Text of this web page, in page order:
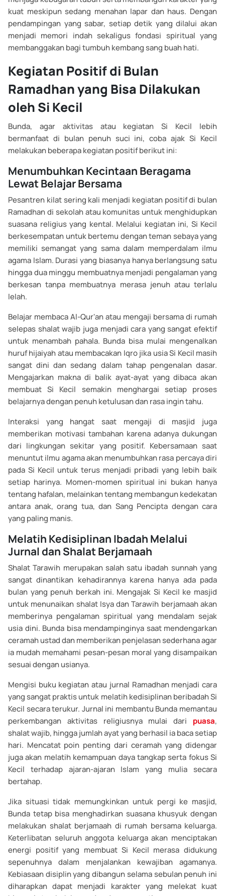
kuat meskipun sedang menahan lapar dan haus. Dengan
pendampingan yang sabar, setiap detik yang dilalui akan
menjadi memori indah sekaligus fondasi spiritual yang
membanggakan bagi tumbuh kembang sang buah hati.
Kegiatan Positif di Bulan
Ramadhan yang Bisa Dilakukan
oleh Si Kecil
Bunda, agar aktivitas atau kegiatan Si Kecil lebih
bermanfaat di bulan penuh suci ini, coba ajak Si Kecil
melakukan beberapa kegiatan positif berikut ini:
Menumbuhkan Kecintaan Beragama
Lewat Belajar Bersama
Pesantren kilat sering kali menjadi kegiatan positif di bulan
Ramadhan di sekolah atau komunitas untuk menghidupkan
suasana religius yang kental. Melalui kegiatan ini, Si Kecil
berkesempatan untuk bertemu dengan teman sebaya yang
memiliki semangat yang sama dalam memperdalam ilmu
agama Islam. Durasi yang biasanya hanya berlangsung satu
hingga dua minggu membuatnya menjadi pengalaman yang
berkesan tanpa membuatnya merasa jenuh atau terlalu
lelah.
Belajar membaca Al-Qur'an atau mengaji bersama di rumah
selepas shalat wajib juga menjadi cara yang sangat efektif
untuk menambah pahala. Bunda bisa mulai mengenalkan
huruf hijaiyah atau membacakan Iqro jika usia Si Kecil masih
sangat dini dan sedang dalam tahap pengenalan dasar.
Mengajarkan makna di balik ayat-ayat yang dibaca akan
membuat Si Kecil semakin menghargai setiap proses
belajarnya dengan penuh ketulusan dan rasa ingin tahu.
Interaksi yang hangat saat mengaji di masjid juga
memberikan motivasi tambahan karena adanya dukungan
dari lingkungan sekitar yang positif. Kebersamaan saat
menuntut ilmu agama akan menumbuhkan rasa percaya diri
pada Si Kecil untuk terus menjadi pribadi yang lebih baik
setiap harinya. Momen-momen spiritual ini bukan hanya
tentang hafalan, melainkan tentang membangun kedekatan
antara anak, orang tua, dan Sang Pencipta dengan cara
yang paling manis.
Melatih Kedisiplinan Ibadah Melalui
Jurnal dan Shalat Berjamaah
Shalat Tarawih merupakan salah satu ibadah sunnah yang
sangat dinantikan kehadirannya karena hanya ada pada
bulan yang penuh berkah ini. Mengajak Si Kecil ke masjid
untuk menunaikan shalat Isya dan Tarawih berjamaah akan
memberinya pengalaman spiritual yang mendalam sejak
usia dini. Bunda bisa mendampinginya saat mendengarkan
ceramah ustad dan memberikan penjelasan sederhana agar
ia mudah memahami pesan-pesan moral yang disampaikan
sesuai dengan usianya.
Mengisi buku kegiatan atau jurnal Ramadhan menjadi cara
yang sangat praktis untuk melatih kedisiplinan beribadah Si
Kecil secara terukur. Jurnal ini membantu Bunda memantau
perkembangan aktivitas religiusnya mulai dari puasa,
shalat wajib, hingga jumlah ayat yang berhasil ia baca setiap
hari. Mencatat poin penting dari ceramah yang didengar
juga akan melatih kemampuan daya tangkap serta fokus Si
Kecil terhadap ajaran-ajaran Islam yang mulia secara
bertahap.
Jika situasi tidak memungkinkan untuk pergi ke masjid,
Bunda tetap bisa menghadirkan suasana khusyuk dengan
melakukan shalat berjamaah di rumah bersama keluarga.
Keterlibatan seluruh anggota keluarga akan menciptakan
energi positif yang membuat Si Kecil merasa didukung
sepenuhnya dalam menjalankan kewajiban agamanya.
Kebiasaan disiplin yang dibangun selama sebulan penuh ini
diharapkan dapat menjadi karakter yang melekat kuat